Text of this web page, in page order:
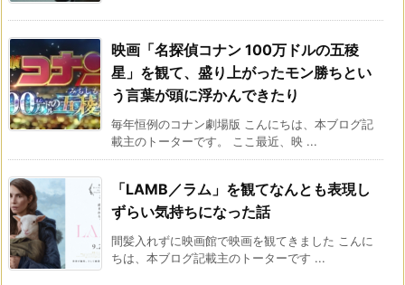
映画「名探偵コナン 100万ドルの五稜
星」を観て、盛り上がったモン勝ちとい
う言葉が頭に浮かんできたり
毎年恒例のコナン劇場版 こんにちは、本ブログ記
載主のトーターです。 ここ最近、映 ...
「LAMB／ラム」を観てなんとも表現し
ずらい気持ちになった話
間髪入れずに映画館で映画を観てきました こんに
ちは、本ブログ記載主のトーターです ...